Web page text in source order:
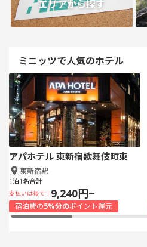
エリアから探す
ミニッツで人気のホテル
アパホテル 東新宿歌舞伎町東
東新宿駅
1泊1名合計
支払いは後で！ 9,240円~
宿泊費の5%分のポイント還元